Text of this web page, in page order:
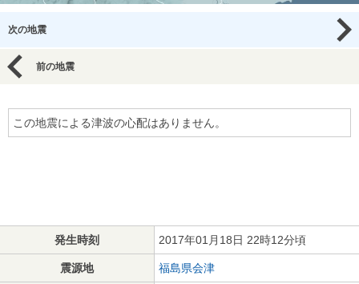
次の地震
前の地震
この地震による津波の心配はありません。
発生時刻 2017年01月18日 22時12分頃
震源地 福島県会津